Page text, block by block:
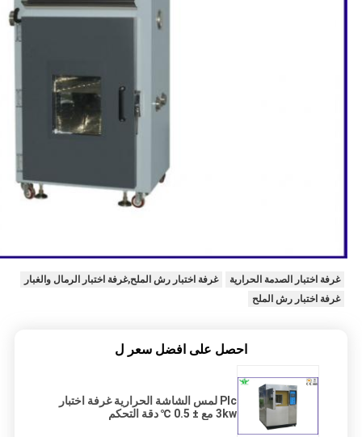
غرفة اختبار الصدمة الحرارية
غرفة اختبار رش الملح,غرفة اختبار الرمال والغبار
غرفة اختبار رش الملح
احصل على افضل سعر ل
Plc لمس الشاشة الحرارية غرفة اختبار
3kw مع ± 0.5 ℃ دقة التحكم